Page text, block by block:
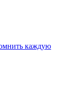
каждую